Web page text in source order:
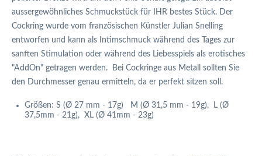
aussergewöhnliches Schmuckstück für IHR bestes Stück. Der
Cockring wurde vom französischen Künstler Julian Snelling
entworfen und kann als Intimschmuck während des Tages zur
sanften Stimulation oder während des Liebesspiels als erotisches
"AddOn" getragen werden. Bei Cockringe aus Metall sollten Sie
den Durchmesser genau ermitteln, da er perfekt sitzen soll.
Größen: S (Ø 27 mm - 17g) M (Ø 31,5 mm - 19g), L (Ø
37,5mm - 21g), XL (Ø 41mm - 23g)